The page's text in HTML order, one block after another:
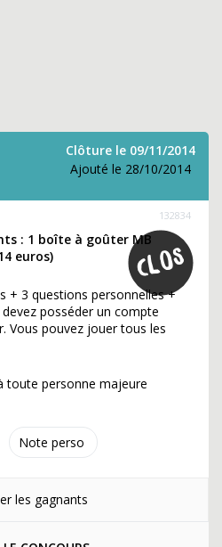
Clôture le 09/11/2014
Ajouté le 28/10/2014
Note perso
132834
: 1 boîte à goûter MB
euros)
+ 3 questions personnelles +
posséder un compte
Vous pouvez jouer tous les
toute personne majeure
les gagnants